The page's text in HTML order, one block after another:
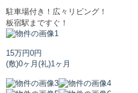
駐車場付き！広々リビング！
板宿駅まですぐ！
15万円0円
(敷)0ヶ月 (礼)1ヶ月